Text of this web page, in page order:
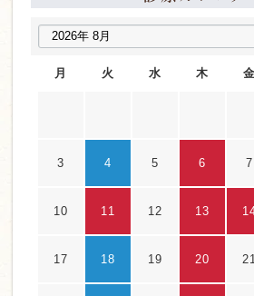
月 火 水 木 金
3 4 5 6 7
10 11 12 13
17 18 19 20